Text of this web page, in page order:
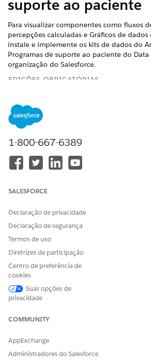
suporte ao paciente
Para visualizar componentes como fluxos
percepções calculadas e Gráficos de
instale e implemente os kits de dados do
Programas de suporte ao paciente do
organização do Salesforce.
EDIÇÕES OBRIGATÓRIAS
Disponível em: Lightning Experience
Disponível em: Edições
Sciences Cloud
paciente
Para acessar mapeamentos de dados,
pacotes de kit de dados disponíveis em
Verificar a instalação do kit de dados
Verifique se seu kit de dados está
de modelo de dados (DMO) necessários
Implementar o kit de dados Análise de
suporte ao paciente
Crie fluxos de dados de um kit de dados
organização do Salesforce ao Data 360.
dados ajudam a instalar pacotes de
ESTE ARTIGO RESOLVEU SEU
1-800-667-6389
SALESFORCE
Declaração de privacidade
Declaração de segurança
Termos de uso
Diretrizes de participação
Centro de preferência de
cookies
Suas opções de
privacidade
COMMUNITY
AppExchange
Administradores do Salesforce